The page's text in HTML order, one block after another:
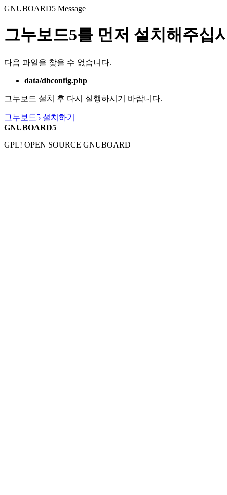
GNUBOARD5 Message
그누보드5를 먼저 설치해주십
다음 파일을 찾을 수 없습니다.
data/dbconfig.php
그누보드 설치 후 다시 실행하시기 바랍니다.
그누보드5 설치하기
GNUBOARD5
GPL! OPEN SOURCE GNUBOARD